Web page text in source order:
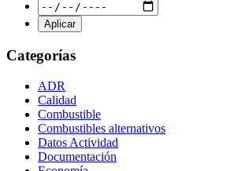
Categorías
ADR
Calidad
Combustible
Combustibles alternativos
Datos Actividad
Documentación